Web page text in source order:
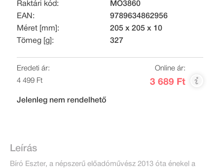
Raktári kód:
MO3860
EAN:
9789634862956
Méret [mm]:
205 x 205 x 10
Tömeg [g]:
327
Eredeti ár:
4 499 Ft
Online ár:
3 689 Ft
Jelenleg nem rendelhető
Leírás
Bíró Eszter, a népszerű előadóművész 2013 óta énekel a